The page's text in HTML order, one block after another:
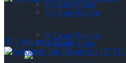
İş Varant İtfalar
İş Varant Raporu
İş Varant İhraçlar
İş Varant İtfalar
Pay Geri Alımları 03/08/
3 Ağustos 2026